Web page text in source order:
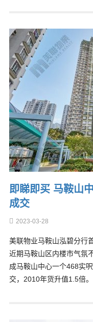
即睇即买 马鞍山
成交
2023-03-28
美联物业马鞍山泓碧分行
近期马鞍山区内楼市气氛
成马鞍山中心一个468实
交，2010年货升值1.5倍